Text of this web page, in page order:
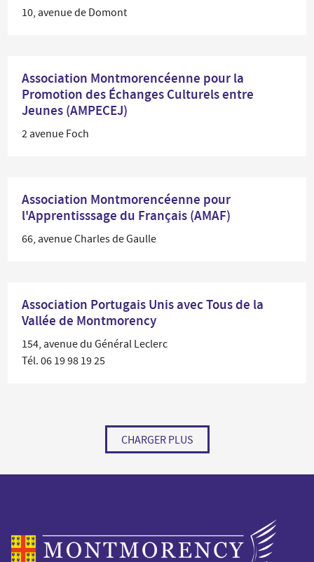
10, avenue de Domont
Association Montmorencéenne pour la
Promotion des Échanges Culturels entre
Jeunes (AMPECEJ)
2 avenue Foch
Association Montmorencéenne pour
l'Apprentisssage du Français (AMAF)
66, avenue Charles de Gaulle
Association Portugais Unis avec Tous de la
Vallée de Montmorency
154, avenue du Général Leclerc
Tél. 06 19 98 19 25
CHARGER PLUS